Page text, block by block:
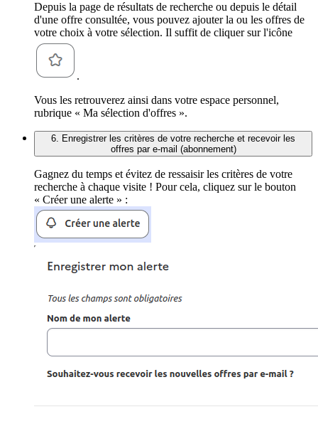
Depuis la page de résultats de recherche ou depuis le détail
d'une offre consultée, vous pouvez ajouter la ou les offres de
votre choix à votre sélection. Il suffit de cliquer sur l'icône
.
Vous les retrouverez ainsi dans votre espace personnel,
rubrique « Ma sélection d'offres ».
6. Enregistrer les critères de votre recherche et recevoir les
offres par e-mail (abonnement)
Gagnez du temps et évitez de ressaisir les critères de votre
recherche à chaque visite ! Pour cela, cliquez sur le bouton
« Créer une alerte » :